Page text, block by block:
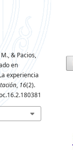
& Pacios,
en
experiencia
, 16(2).